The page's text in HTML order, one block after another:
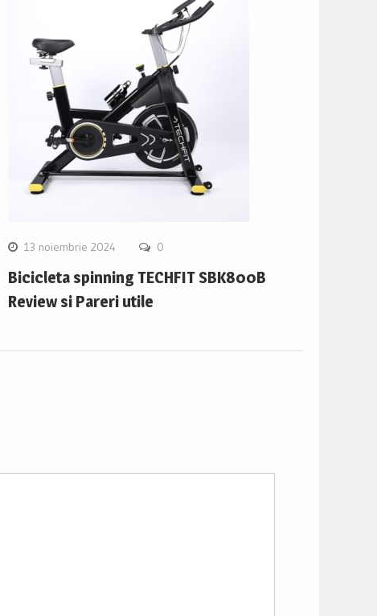
13 noiembrie 2024 0
Bicicleta spinning TECHFIT SBK800B
Review si Pareri utile